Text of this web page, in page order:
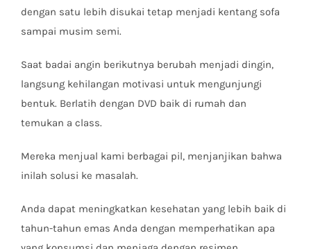
dengan satu lebih disukai tetap menjadi kentang sofa
sampai musim semi.
Saat badai angin berikutnya berubah menjadi dingin,
langsung kehilangan motivasi untuk mengunjungi
bentuk. Berlatih dengan DVD baik di rumah dan
temukan a class.
Mereka menjual kami berbagai pil, menjanjikan bahwa
inilah solusi ke masalah.
Anda dapat meningkatkan kesehatan yang lebih baik di
tahun-tahun emas Anda dengan memperhatikan apa